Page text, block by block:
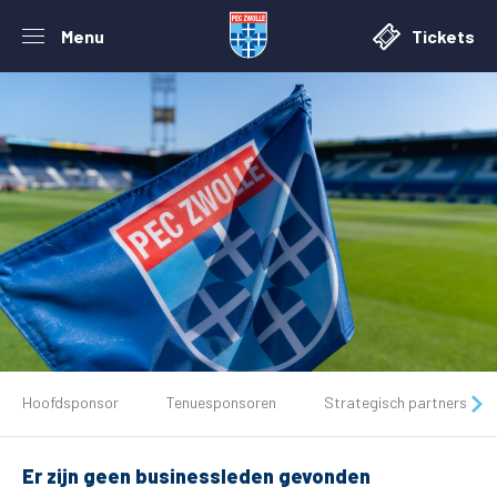
Menu Tickets
Tickets
Matchdays
Hoofdsponsor Tenuesponsoren Strategisch partners
Er zijn geen businessleden gevonden